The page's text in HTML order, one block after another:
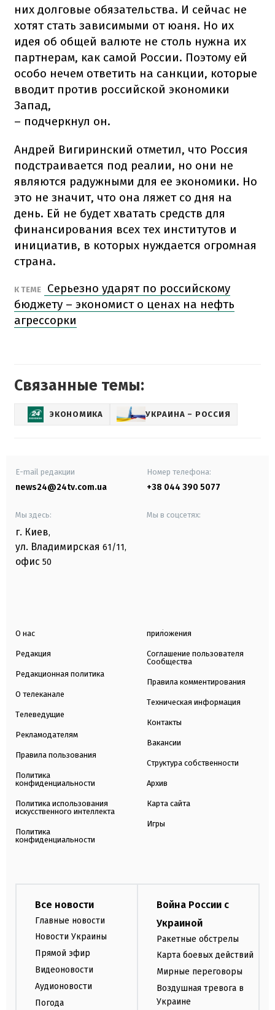
них долговые обязательства. И сейчас не
хотят стать зависимыми от юаня. Но их
идея об общей валюте не столь нужна их
партнерам, как самой России. Поэтому ей
особо нечем ответить на санкции, которые
вводит против российской экономики
Запад,
– подчеркнул он.
Андрей Вигиринский отметил, что Россия
подстраивается под реалии, но они не
являются радужными для ее экономики. Но
это не значит, что она ляжет со дня на
день. Ей не будет хватать средств для
финансирования всех тех институтов и
инициатив, в которых нуждается огромная
страна.
К ТЕМЕ
Серьезно ударят по российскому
бюджету – экономист о ценах на нефть
агрессорки
Связанные темы:
ЭКОНОМИКА УКРАИНА – РОССИЯ
E-mail редакции
news24@24tv.com.ua
Номер телефона:
+38 044 390 5077
Мы здесь:
г. Киев,
ул. Владимирская 61/11,
офис 50
Мы в соцсетях:
О нас
Редакция
Редакционная политика
О телеканале
Телеведущие
Рекламодателям
Правила пользования
Политика
конфиденциальности
Политика использования
искусственного интеллекта
Политика
конфиденциальности
приложения
Соглашение пользователя
Сообщества
Правила комментирования
Техническая информация
Контакты
Вакансии
Структура собственности
Архив
Карта сайта
Игры
Все новости
Главные новости
Новости Украины
Прямой эфир
Видеоновости
Аудионовости
Погода
Война России с
Украиной
Ракетные обстрелы
Карта боевых действий
Мирные переговоры
Воздушная тревога в
Украине